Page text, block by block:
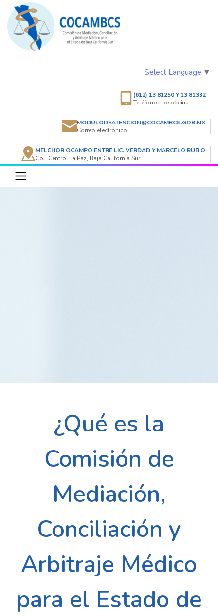
Select Language ▼
(612) 13 81250 Y 13 81332
Teléfonos de oficina
MODULODEATENCION@COCAMBCS.GOB.MX
Correo electrónico
MELCHOR OCAMPO ENTRE LIC. VERDAD Y MARCELO RUBIO
Col. Centro. La Paz, Baja California Sur
¿Qué es la
Comisión de
Mediación,
Conciliación y
Arbitraje Médico
para el Estado de